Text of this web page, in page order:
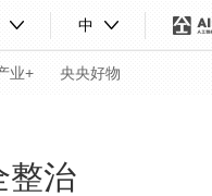
中
业+ 央央好物
整治